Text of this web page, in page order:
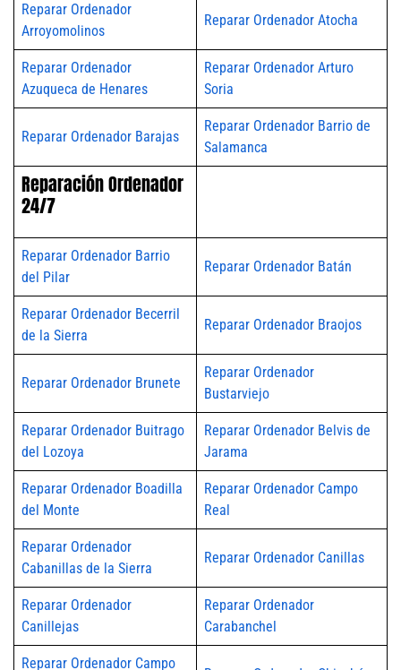
Reparar Ordenador
Arroyomolinos
Reparar Ordenador Atocha
Reparar Ordenador
Azuqueca de Henares
Reparar Ordenador Arturo
Soria
Reparar Ordenador Barajas
Reparar Ordenador Barrio de
Salamanca
Reparación Ordenador
24/7
Reparar Ordenador Barrio
del Pilar
Reparar Ordenador Batán
Reparar Ordenador Becerril
de la Sierra
Reparar Ordenador Braojos
Reparar Ordenador Brunete
Reparar Ordenador
Bustarviejo
Reparar Ordenador Buitrago
del Lozoya
Reparar Ordenador Belvis de
Jarama
Reparar Ordenador Boadilla
del Monte
Reparar Ordenador Campo
Real
Reparar Ordenador
Cabanillas de la Sierra
Reparar Ordenador Canillas
Reparar Ordenador
Canillejas
Reparar Ordenador
Carabanchel
Reparar Ordenador Campo